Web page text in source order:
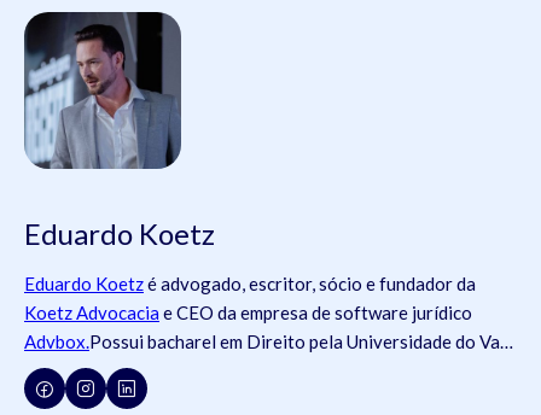
Eduardo Koetz
Eduardo Koetzé advogado, escritor, sócio e fundador da
Koetz Advocacia e CEO da empresa de software jurídico
Advbox.Possui bacharel em Direito pela Universidade do Vale
do Rio dos Sinos (
dos Advogados do Brasil